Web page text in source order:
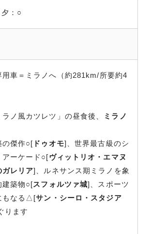
夕：○
用車＝ミラノへ（約281km/所要約4
ラノ風カツレツ」の昼食後、
ミラノ
の傑作○[ ドゥオモ]、世界最古級のシ
アーケード○[ヴィットリオ・エマヌ
ガレリア]、ルネサンス期ミラノを象
建築物○[スフォルツァ城]、スポーツ
もなる△[サン・シーロ・スタジア
ります